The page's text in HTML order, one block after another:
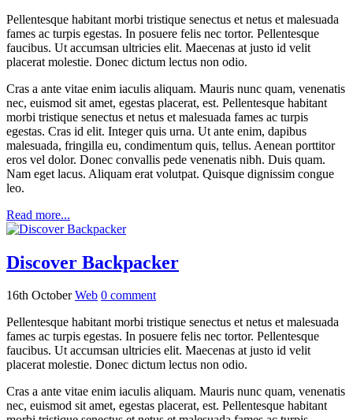
Pellentesque habitant morbi tristique senectus et netus et malesuada
fames ac turpis egestas. In posuere felis nec tortor. Pellentesque
faucibus. Ut accumsan ultricies elit. Maecenas at justo id velit
placerat molestie. Donec dictum lectus non odio.
Cras a ante vitae enim iaculis aliquam. Mauris nunc quam, venenatis
nec, euismod sit amet, egestas placerat, est. Pellentesque habitant
morbi tristique senectus et netus et malesuada fames ac turpis
egestas. Cras id elit. Integer quis urna. Ut ante enim, dapibus
malesuada, fringilla eu, condimentum quis, tellus. Aenean porttitor
eros vel dolor. Donec convallis pede venenatis nibh. Duis quam.
Nam eget lacus. Aliquam erat volutpat. Quisque dignissim congue
leo.
Read more...
Discover Backpacker
16th OctoberWeb 0 comment
Pellentesque habitant morbi tristique senectus et netus et malesuada
fames ac turpis egestas. In posuere felis nec tortor. Pellentesque
faucibus. Ut accumsan ultricies elit. Maecenas at justo id velit
placerat molestie. Donec dictum lectus non odio.
Cras a ante vitae enim iaculis aliquam. Mauris nunc quam, venenatis
nec, euismod sit amet, egestas placerat, est. Pellentesque habitant